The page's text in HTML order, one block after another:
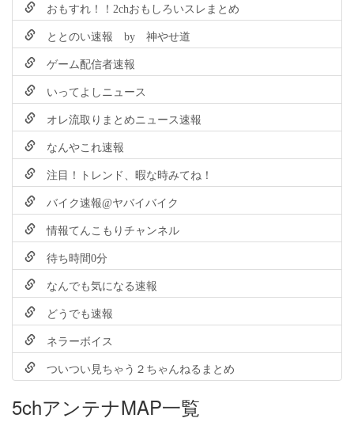
おもすれ！！2chおもしろいスレまとめ
ととのい速報 by 神やせ道
ゲーム配信者速報
いってよしニュース
オレ流取りまとめニュース速報
なんやこれ速報
注目！トレンド、暇な時みてね！
バイク速報@ヤバイバイク
情報てんこもりチャンネル
待ち時間0分
なんでも気になる速報
どうでも速報
ネラーボイス
ついつい見ちゃう２ちゃんねるまとめ
5chアンテナMAP一覧